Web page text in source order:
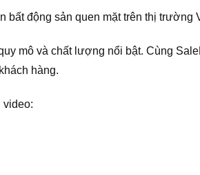
bất động sản quen mặt trên thị trường
mô và chất lượng nổi bật. Cùng
hàng.
video: